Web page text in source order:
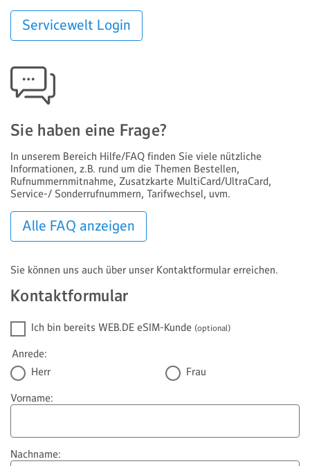
Servicewelt Login
Sie haben eine Frage?
In unserem Bereich Hilfe/FAQ finden Sie viele nützliche
Informationen, z.B. rund um die Themen Bestellen,
Rufnummern­mitnahme, Zusatzkarte MultiCard/​UltraCard,
Service-/ Sonderrufnummern, Tarifwechsel, uvm.
Alle FAQ anzeigen
Sie können uns auch über unser Kontaktformular erreichen.
Kontaktformular
Ich bin bereits WEB.DE eSIM-Kunde (optional)
Anrede:
Herr
Frau
Vorname:
Nachname: